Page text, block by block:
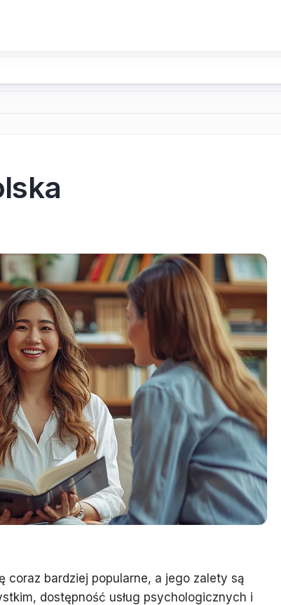
coraz bardziej popularne, a jego zalety są
dostępność usług psychologicznych i